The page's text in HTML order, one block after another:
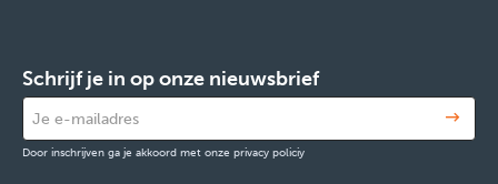
Schrijf je in op onze nieuwsbrief
Door inschrijven ga je akkoord met onze privacy policiy